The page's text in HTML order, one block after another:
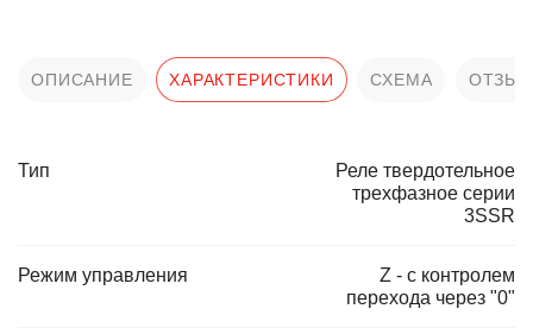
ОПИСАНИЕ ХАРАКТЕРИСТИКИ СХЕМА
Тип
Реле твердотельное
трехфазное серии
3SSR
Режим управления
Z - с контролем
перехода через "0"